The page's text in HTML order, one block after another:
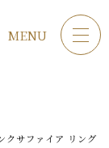
MENU
クサファイア リング